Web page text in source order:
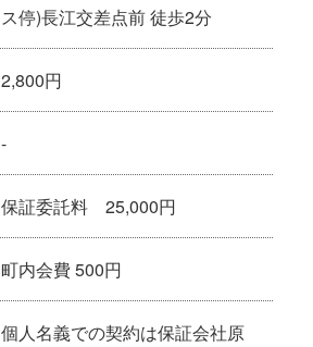
ス停)長江交差点前 徒歩2分
2,800円
-
保証委託料 25,000円
町内会費 500円
個人名義での契約は保証会社原